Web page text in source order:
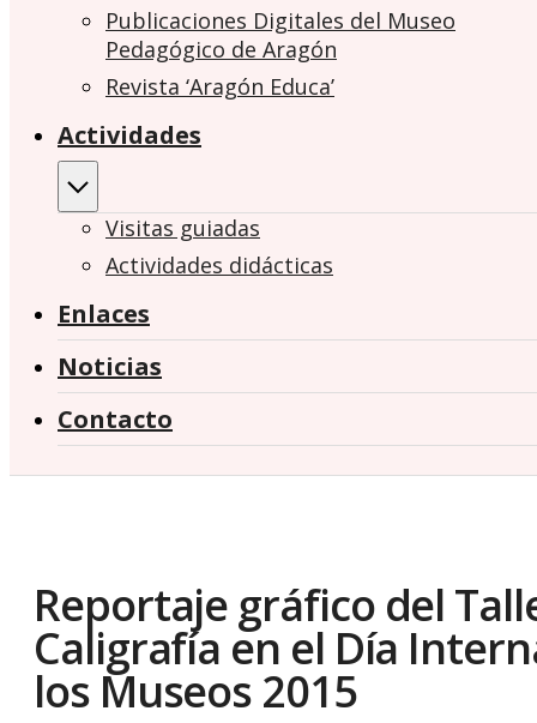
Publicaciones Digitales del Museo
Pedagógico de Aragón
Revista ‘Aragón Educa’
Actividades
Visitas guiadas
Actividades didácticas
Enlaces
Noticias
Contacto
Reportaje gráfico del
Caligrafía en el Día
los Museos 2015